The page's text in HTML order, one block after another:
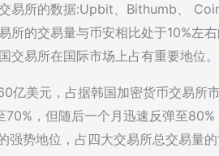
易所的数据:Upbit、Bithumb、
所的交易量与币安相比处于10%左
交易所在国际市场上占有重要地位。
亿美元，占据韩国加密货币交易所
，但随后一个月迅速反弹至80%
强势地位，占四大交易所总交易量